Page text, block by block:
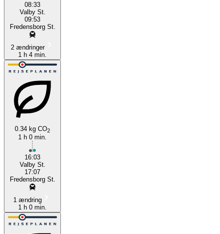
08:33
Valby St.
09:53
Fredensborg St.
2 ændringer
1 h 4 min.
0.34 kg CO2
1 h 0 min.
16:03
Valby St.
17:07
Fredensborg St.
1 ændring
1 h 0 min.